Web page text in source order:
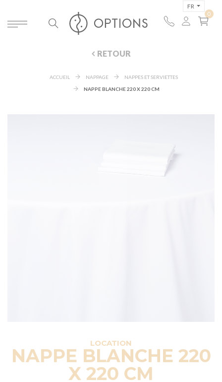
FR
RETOUR
ACCUEIL NAPPAGE
NAPPES ET SERVIETTES
NAPPE BLANCHE 220 X 220 CM
LOCATION
NAPPE BLANCHE 220
X 220 CM